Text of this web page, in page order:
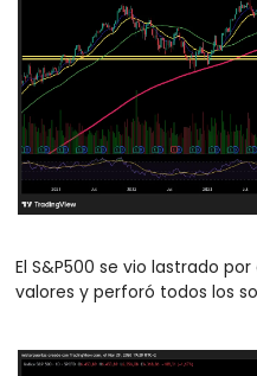
El S&P500 se vio lastrado
valores y perforó todos los